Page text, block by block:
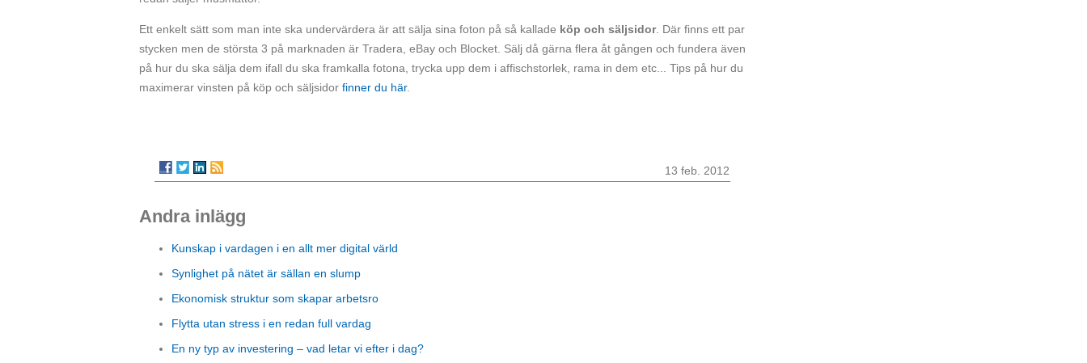
Ett enkelt sätt som man inte ska undervärdera är att sälja sina foton på så kallade köp och säljsidor. Där finns ett par
stycken men de största 3 på marknaden är Tradera, eBay och Blocket. Sälj då gärna flera åt gången och fundera även
på hur du ska sälja dem ifall du ska framkalla fotona, trycka upp dem i affischstorlek, rama in dem etc... Tips på hur du
maximerar vinsten på köp och säljsidor finner du här.
13 feb. 2012
Andra inlägg
Kunskap i vardagen i en allt mer digital värld
Synlighet på nätet är sällan en slump
Ekonomisk struktur som skapar arbetsro
Flytta utan stress i en redan full vardag
En ny typ av investering – vad letar vi efter i dag?